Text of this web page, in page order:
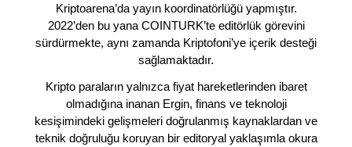
Kriptoarena’da yayın koordinatörlüğü yapmıştır.
2022’den bu yana COINTURK’te editörlük görevini
sürdürmekte, aynı zamanda Kriptofoni’ye içerik desteği
sağlamaktadır.
Kripto paraların yalnızca fiyat hareketlerinden ibaret
olmadığına inanan Ergin, finans ve teknoloji
kesişimindeki gelişmeleri doğrulanmış kaynaklardan ve
teknik doğruluğu koruyan bir editoryal yaklaşımla okura